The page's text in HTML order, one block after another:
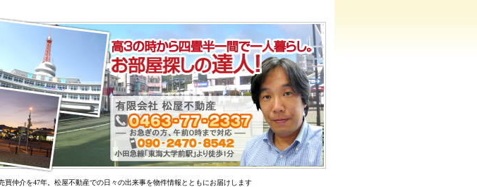
仲介を47年。松屋不動産での日々の出来事を物件情報とともにお届けします